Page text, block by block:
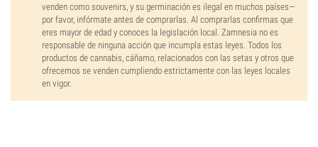
venden como souvenirs, y su germinación es ilegal en muchos países—
por favor, infórmate antes de comprarlas. Al comprarlas confirmas que
eres mayor de edad y conoces la legislación local. Zamnesia no es
responsable de ninguna acción que incumpla estas leyes. Todos los
productos de cannabis, cáñamo, relacionados con las setas y otros que
ofrecemos se venden cumpliendo estrictamente con las leyes locales
en vigor.